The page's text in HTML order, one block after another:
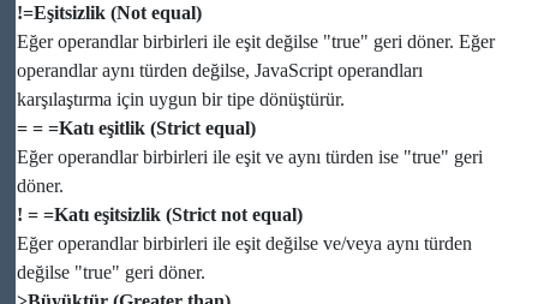
!=Eşitsizlik (Not equal)
Eğer operandlar birbirleri ile eşit değilse "true" geri döner. Eğer
operandlar aynı türden değilse, JavaScript operandları
karşılaştırma için uygun bir tipe dönüştürür.
= = =Katı eşitlik (Strict equal)
Eğer operandlar birbirleri ile eşit ve aynı türden ise "true" geri
döner.
! = =Katı eşitsizlik (Strict not equal)
Eğer operandlar birbirleri ile eşit değilse ve/veya aynı türden
değilse "true" geri döner.